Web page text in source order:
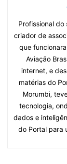
Profissional
criador de
que
Aviação
internet, e
matérias do
Morumbi,
tecnologia,
dados e
do Portal para